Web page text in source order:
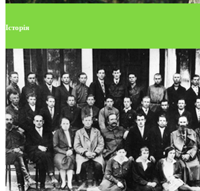
Історія